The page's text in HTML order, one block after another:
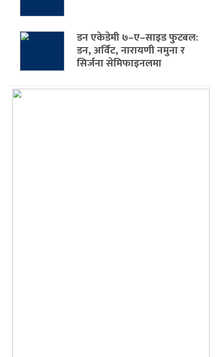
डन एकेडेमी ७–ए–साइड फुटबल:
डन, अर्विट, नारायणी नमुना र
सिर्जना सेमिफाइनलमा